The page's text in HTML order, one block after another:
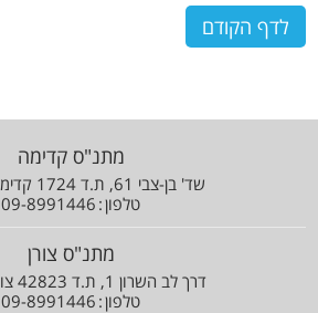
לדף הקודם
מתנ"ס קדימה
שד' בן-צבי 61, ת.ד 1724 קדימה 60920
טלפון 09-8991446
מתנ"ס צורן
דרך לב השרון 1, ת.ד 42823 צורן 42823
טלפון 09-8991446